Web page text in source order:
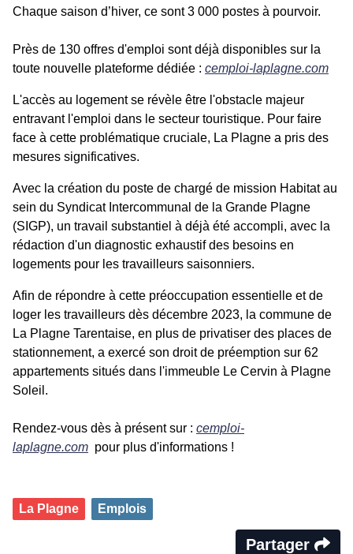
Chaque saison d’hiver, ce sont 3 000 postes à pourvoir.
Près de 130 offres d'emploi sont déjà disponibles sur la
toute nouvelle plateforme dédiée : cemploi-laplagne.com
L'accès au logement se révèle être l'obstacle majeur
entravant l'emploi dans le secteur touristique. Pour faire
face à cette problématique cruciale, La Plagne a pris des
mesures significatives.
Avec la création du poste de chargé de mission Habitat au
sein du Syndicat Intercommunal de la Grande Plagne
(SIGP), un travail substantiel à déjà été accompli, avec la
rédaction d'un diagnostic exhaustif des besoins en
logements pour les travailleurs saisonniers.
Afin de répondre à cette préoccupation essentielle et de
loger les travailleurs dès décembre 2023, la commune de
La Plagne Tarentaise, en plus de privatiser des places de
stationnement, a exercé son droit de préemption sur 62
appartements situés dans l'immeuble Le Cervin à Plagne
Soleil.
Rendez-vous dès à présent sur : cemploi-
laplagne.com pour plus d'informations !
La Plagne Emplois
Partager